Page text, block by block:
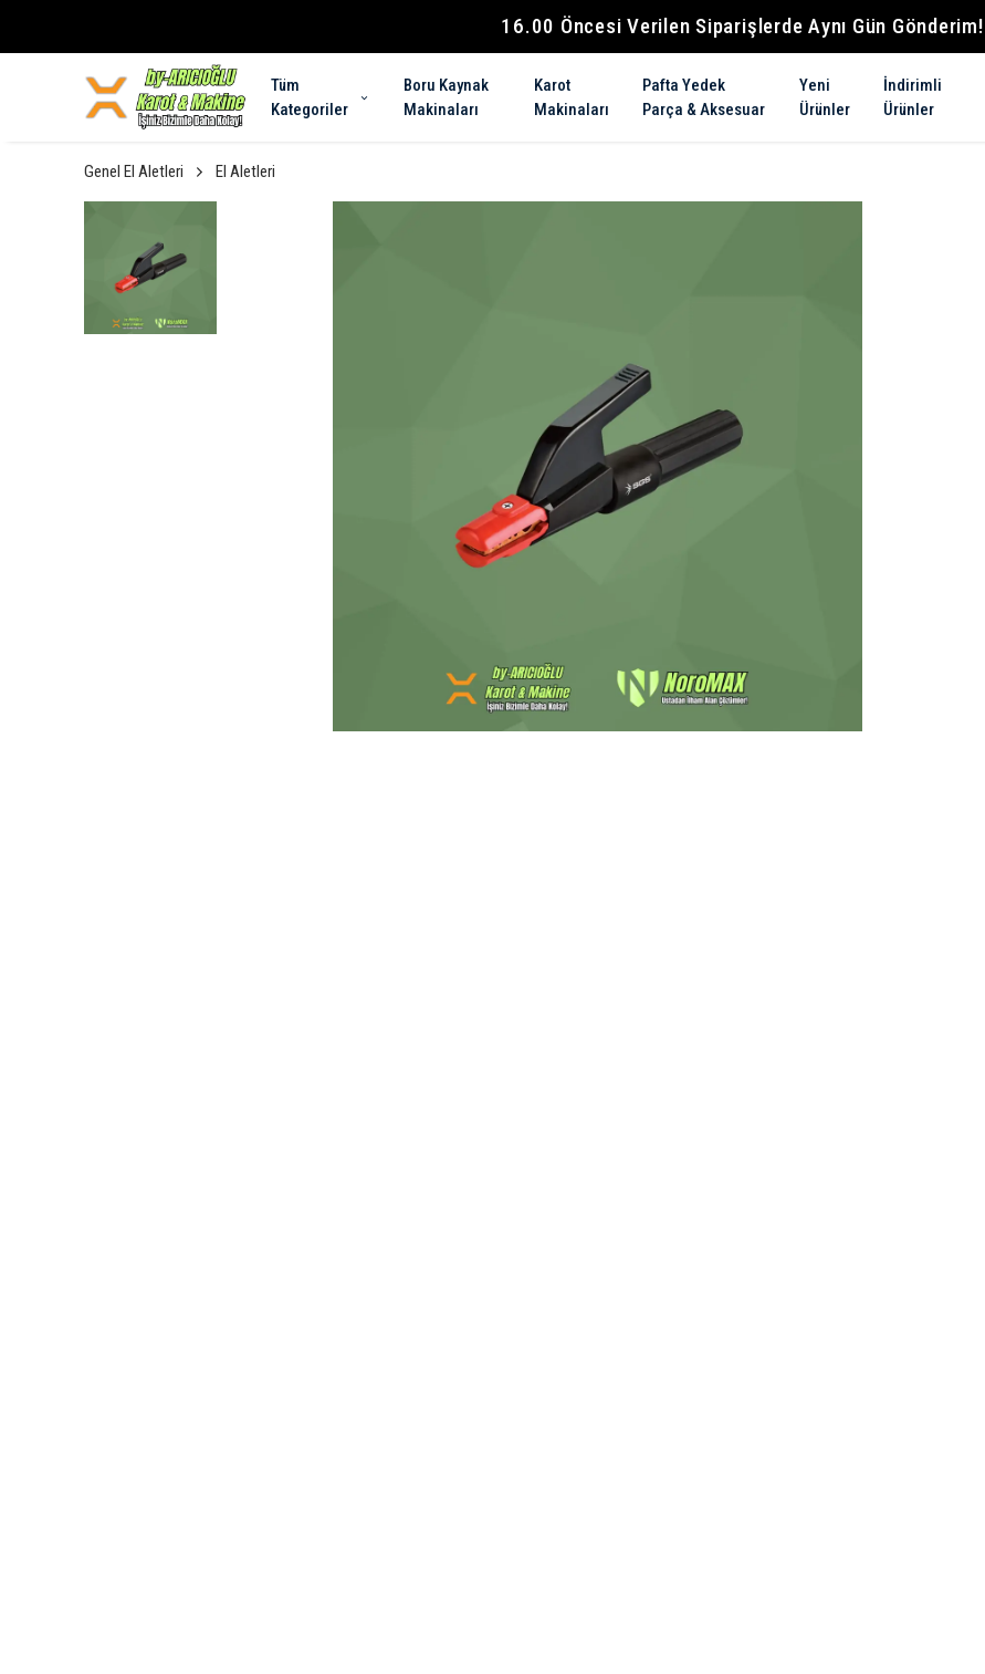
16.00 Öncesi Verilen Siparişlerde Aynı Gün Gönderim!
Tüm
Kategoriler
Boru Kaynak
Makinaları
Karot
Makinaları
Pafta Yedek
Parça & Aksesuar
Yeni
Ürünler
İndirimli
Ürünler
Genel El Aletleri El Aletleri